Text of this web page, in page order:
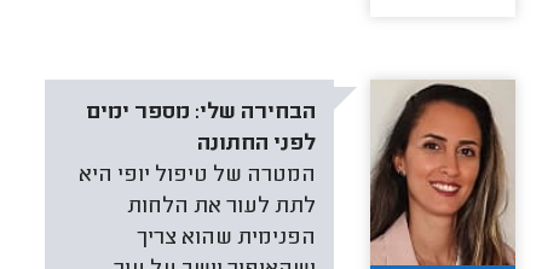
הבחירה שלי: מספר ימים
לפני החתונה
המטרה של טיפול יופי היא
לתת לעור את הלחות
הפנימית שהוא צריך